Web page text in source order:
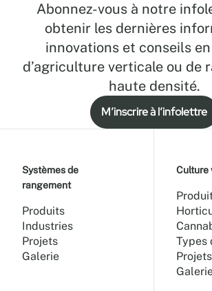
Abonnez-vous à notre
obtenir les dernières
innovations et conseils
d’agriculture verticale ou de
haute densité.
M’inscrire à l’infolettre
Systèmes de
rangement
Produits
Industries
Projets
Galerie
Culture
Types
Projets